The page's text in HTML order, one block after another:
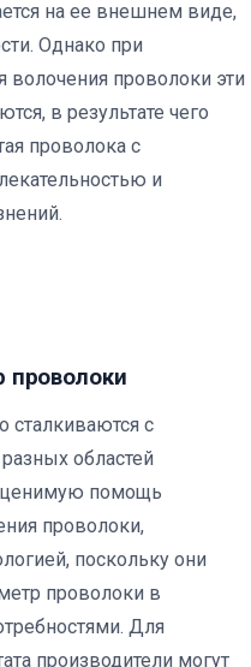
на ее внешнем виде,
Однако при
проволоки эти
в результате чего
проволока с
и
проволоки
сталкиваются с
областей
помощь
проволоки,
поскольку они
проволоки в
Для
производители могут